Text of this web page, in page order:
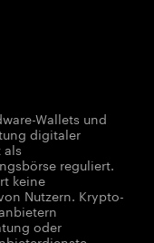
Wallets und
digitaler
als
reguliert.
keine
Nutzern. Krypto-
oder